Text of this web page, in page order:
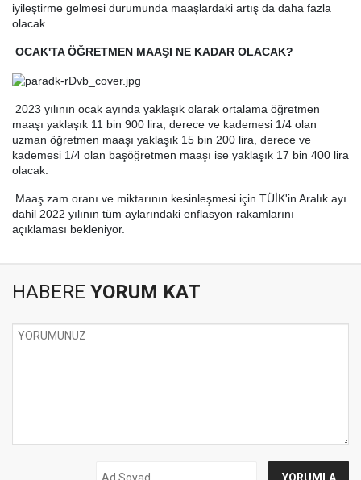
iyileştirme gelmesi durumunda maaşlardaki artış da daha fazla
olacak.
OCAK'TA ÖĞRETMEN MAAŞI NE KADAR OLACAK?
2023 yılının ocak ayında yaklaşık olarak ortalama öğretmen
maaşı yaklaşık 11 bin 900 lira, derece ve kademesi 1/4 olan
uzman öğretmen maaşı yaklaşık 15 bin 200 lira, derece ve
kademesi 1/4 olan başöğretmen maaşı ise yaklaşık 17 bin 400 lira
olacak.
Maaş zam oranı ve miktarının kesinleşmesi için TÜİK'in Aralık ayı
dahil 2022 yılının tüm aylarındaki enflasyon rakamlarını
açıklaması bekleniyor.
HABERE YORUM KAT